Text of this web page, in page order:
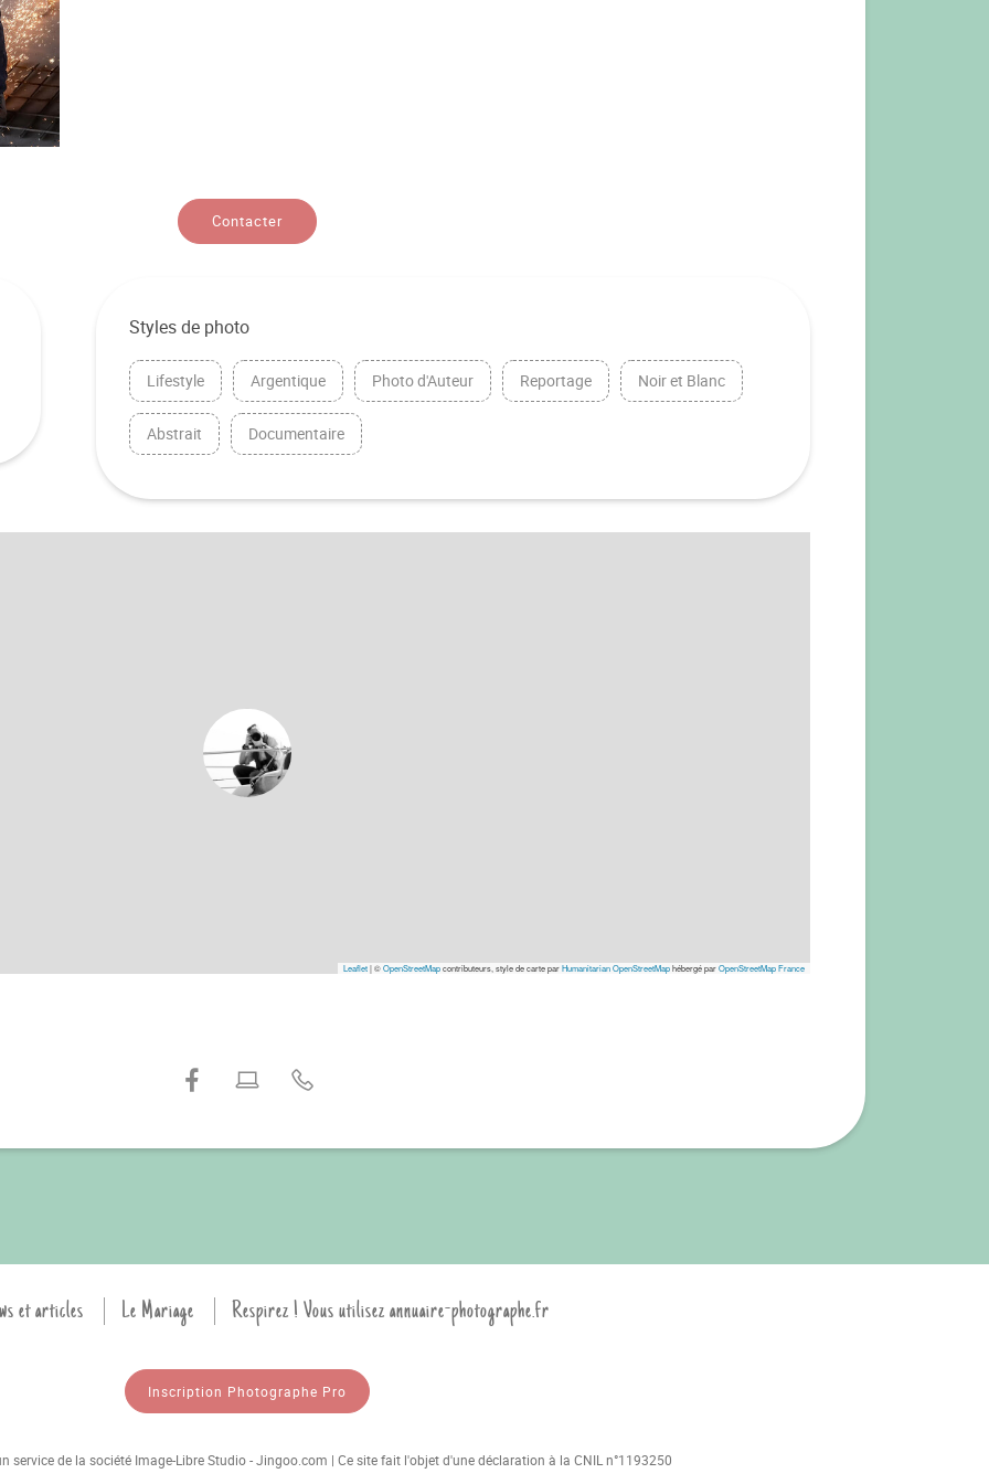
Contacter
Styles de photo
Lifestyle Argentique Photo d'Auteur Reportage Noir et Blanc
Abstrait Documentaire
Leaflet|©OpenStreetMapcontributeurs, style de carte parHumanitarian OpenStreetMaphébergé parOpenStreetMap France
et articles Le Mariage Respirez ! Vous utilisez annuaire-photographe.fr
Inscription Photographe Pro
service de la société Image-Libre Studio - Jingoo.com | Ce site fait l'objet d'une déclaration à la CNIL n°1193250